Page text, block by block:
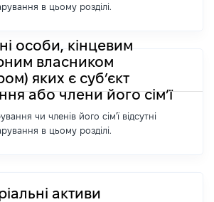
в цьому розділі.
особи, кінцевим
власником
яких є суб’єкт
або члени його сім’ї
чи членів його сім'ї відсутні
в цьому розділі.
активи